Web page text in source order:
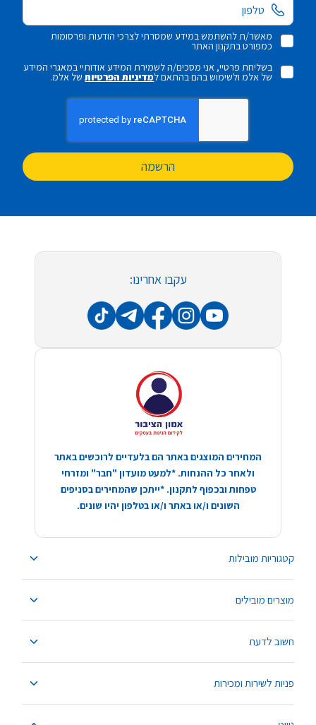
מאשר/ת להשתמש במידע שמסרתי לצרכי הודעות ופרסומות
כמפורט בתקנון האתר
בשליחת פרטיי, אני מסכים/ה לשמירת המידע אודותיי במאגרי המידע
של אלמ ולשימוש בהם בהתאם למדיניות הפרטיותשל אלמ.
הרשמה
קטגוריות מובילות
מוצרים מובילים
חשוב לדעת
פניות לשירות ומכירות
עקבו אחרינו:
המחירים המוצגים באתר הם בלעדיים לרוכשים באתר
ולאחר כל ההנחות. *למעט מועדון "חבר" ומזרחי
טפחות ובכפוף לתקנון. *ייתכן שהמחירים בסניפים
השונים ו/או באתר ו/או בטלפון יהיו שונים.